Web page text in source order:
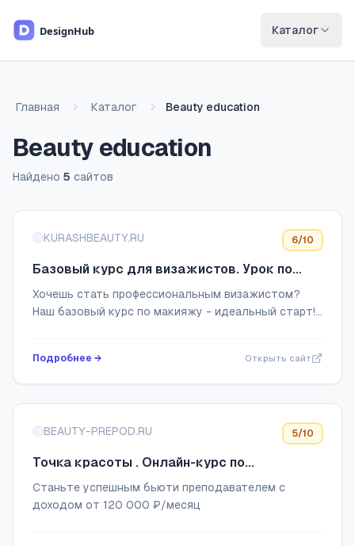
Каталог
Главная Каталог Beauty education
Beauty education
Найдено 5 сайтов
Список сайтов
KURASHBEAUTY.RU 6/10
Базовый курс для визажистов. Урок по
стрелкам бесплатно!
Хочешь стать профессиональным визажистом?
Наш базовый курс по макияжу - идеальный старт!
кожи и с...
Подробнее → Открыть сайт
BEAUTY-PREPOD.RU 5/10
Точка красоты . Онлайн-курс по
подготовке бьюти-тренеров
Станьте успешным бьюти преподавателем с
доходом от 120 000 ₽/месяц